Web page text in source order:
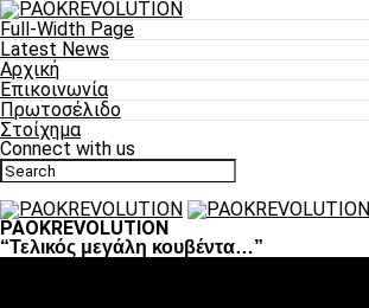
Full-Width Page
Latest News
Αρχική
Επικοινωνία
Πρωτοσέλιδο
Στοίχημα
Connect with us
PAOKREVOLUTION
“Τελικός μεγάλη κουβέντα…”